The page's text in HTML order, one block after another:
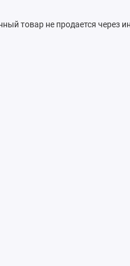
товар не продается через